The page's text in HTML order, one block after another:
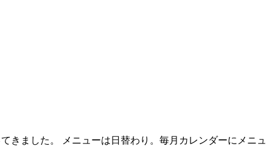
きました。 メニューは日替わり。毎月カレンダーにメニュ